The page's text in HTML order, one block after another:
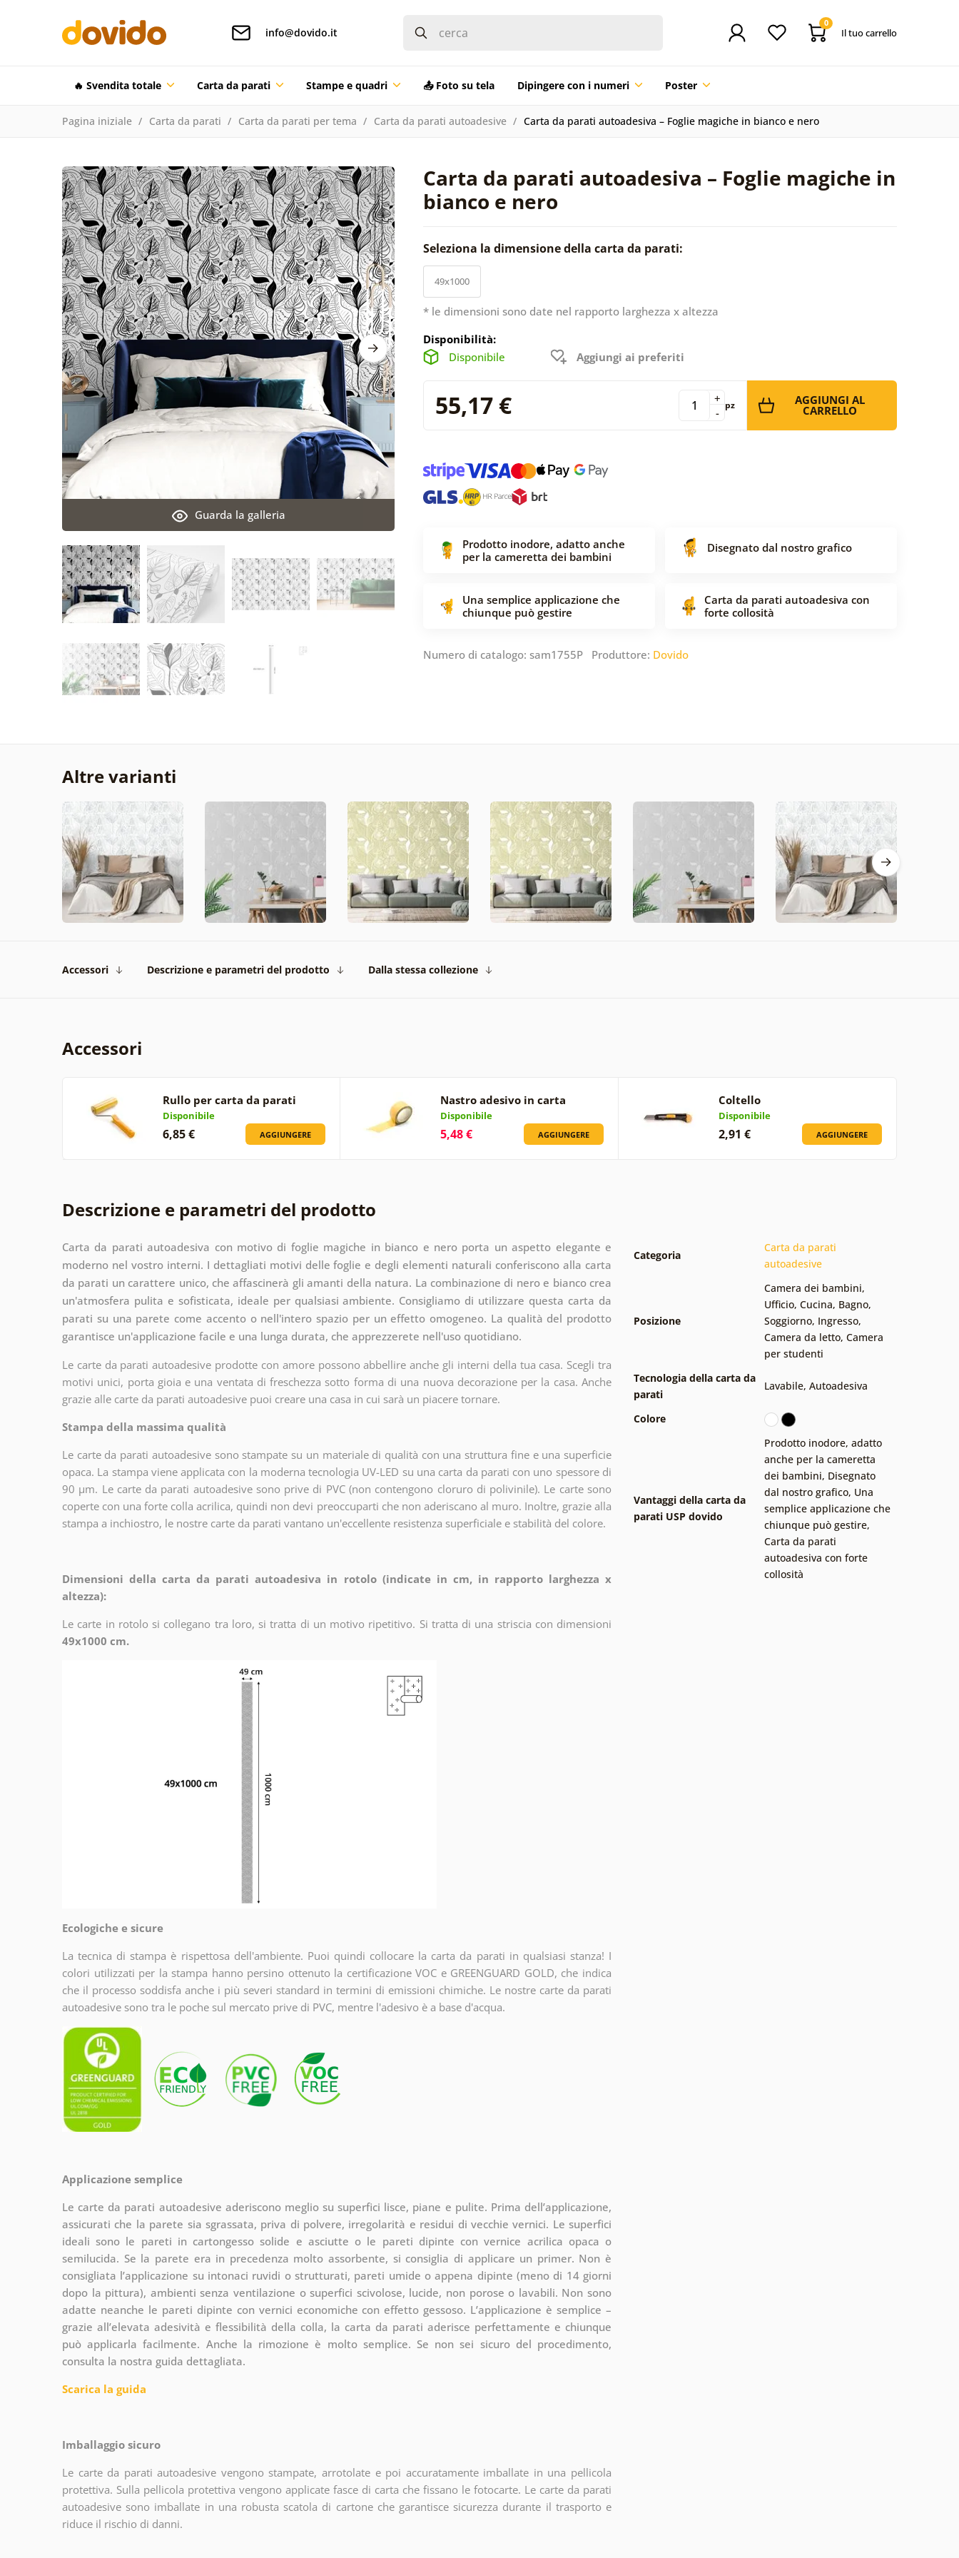
info@dovido.it
0
Il tuo carrello
🔥 Svendita totale Carta da parati Stampe e quadri 📤 Foto su tela Dipingere con i numeri Poster
Pagina iniziale Carta da parati Carta da parati per tema Carta da parati autoadesive Carta da parati autoadesiva – Foglie magiche in bianco e nero
Carta da parati autoadesiva – Foglie magiche in
bianco e nero
Guarda la galleria
Seleziona la dimensione della carta da parati:
49x1000
* le dimensioni sono date nel rapporto larghezza x altezza
Disponibilità:
Disponibile
Aggiungi ai preferiti
55,17 € -
+ pz AGGIUNGI AL
CARRELLO
Prodotto inodore, adatto anche
per la cameretta dei bambini
Disegnato dal nostro grafico
Una semplice applicazione che
chiunque può gestire
Carta da parati autoadesiva con
forte collosità
Numero di catalogo: sam1755P Produttore: Dovido
Altre varianti
Accessori Descrizione e parametri del prodotto Dalla stessa collezione
Accessori
Rullo per carta da parati
Disponibile
6,85 € AGGIUNGERE
Nastro adesivo in carta
Disponibile
5,48 € AGGIUNGERE
Coltello
Disponibile
2,91 € AGGIUNGERE
Descrizione e parametri del prodotto
Carta da parati autoadesiva con motivo di foglie magiche in bianco e nero porta un aspetto elegante e
moderno nel vostro interni. I dettagliati motivi delle foglie e degli elementi naturali conferiscono alla carta
da parati un carattere unico, che affascinerà gli amanti della natura. La combinazione di nero e bianco crea
un'atmosfera pulita e sofisticata, ideale per qualsiasi ambiente. Consigliamo di utilizzare questa carta da
parati su una parete come accento o nell'intero spazio per un effetto omogeneo. La qualità del prodotto
garantisce un'applicazione facile e una lunga durata, che apprezzerete nell'uso quotidiano.
Le carte da parati autoadesive prodotte con amore possono abbellire anche gli interni della tua casa. Scegli tra
motivi unici, porta gioia e una ventata di freschezza sotto forma di una nuova decorazione per la casa. Anche
grazie alle carte da parati autoadesive puoi creare una casa in cui sarà un piacere tornare.
Stampa della massima qualità
Le carte da parati autoadesive sono stampate su un materiale di qualità con una struttura fine e una superficie
opaca. La stampa viene applicata con la moderna tecnologia UV-LED su una carta da parati con uno spessore di
90 µm. Le carte da parati autoadesive sono prive di PVC (non contengono cloruro di polivinile). Le carte sono
coperte con una forte colla acrilica, quindi non devi preoccuparti che non aderiscano al muro. Inoltre, grazie alla
stampa a inchiostro, le nostre carte da parati vantano un'eccellente resistenza superficiale e stabilità del colore.
Dimensioni della carta da parati autoadesiva in rotolo (indicate in cm, in rapporto larghezza x
altezza):
Le carte in rotolo si collegano tra loro, si tratta di un motivo ripetitivo. Si tratta di una striscia con dimensioni
49x1000 cm.
Ecologiche e sicure
La tecnica di stampa è rispettosa dell'ambiente. Puoi quindi collocare la carta da parati in qualsiasi stanza! I
colori utilizzati per la stampa hanno persino ottenuto la certificazione VOC e GREENGUARD GOLD, che indica
che il processo soddisfa anche i più severi standard in termini di emissioni chimiche. Le nostre carte da parati
autoadesive sono tra le poche sul mercato prive di PVC, mentre l'adesivo è a base d'acqua.
Applicazione semplice
Le carte da parati autoadesive aderiscono meglio su superfici lisce, piane e pulite. Prima dell’applicazione,
assicurati che la parete sia sgrassata, priva di polvere, irregolarità e residui di vecchie vernici. Le superfici
ideali sono le pareti in cartongesso solide e asciutte o le pareti dipinte con vernice acrilica opaca o
semilucida. Se la parete era in precedenza molto assorbente, si consiglia di applicare un primer. Non è
consigliata l’applicazione su intonaci ruvidi o strutturati, pareti umide o appena dipinte (meno di 14 giorni
dopo la pittura), ambienti senza ventilazione o superfici scivolose, lucide, non porose o lavabili. Non sono
adatte neanche le pareti dipinte con vernici economiche con effetto gessoso. L’applicazione è semplice –
grazie all’elevata adesività e flessibilità della colla, la carta da parati aderisce perfettamente e chiunque
può applicarla facilmente. Anche la rimozione è molto semplice. Se non sei sicuro del procedimento,
consulta la nostra guida dettagliata.
Scarica la guida
Imballaggio sicuro
Le carte da parati autoadesive vengono stampate, arrotolate e poi accuratamente imballate in una pellicola
protettiva. Sulla pellicola protettiva vengono applicate fasce di carta che fissano le fotocarte. Le carte da parati
autoadesive sono imballate in una robusta scatola di cartone che garantisce sicurezza durante il trasporto e
riduce il rischio di danni.
Categoria
Carta da parati
autoadesive
Posizione
Camera dei bambini,
Ufficio, Cucina, Bagno,
Soggiorno, Ingresso,
Camera da letto, Camera
per studenti
Tecnologia della carta da
parati
Lavabile, Autoadesiva
Colore
Vantaggi della carta da
parati USP dovido
Prodotto inodore, adatto
anche per la cameretta
dei bambini, Disegnato
dal nostro grafico, Una
semplice applicazione che
chiunque può gestire,
Carta da parati
autoadesiva con forte
collosità